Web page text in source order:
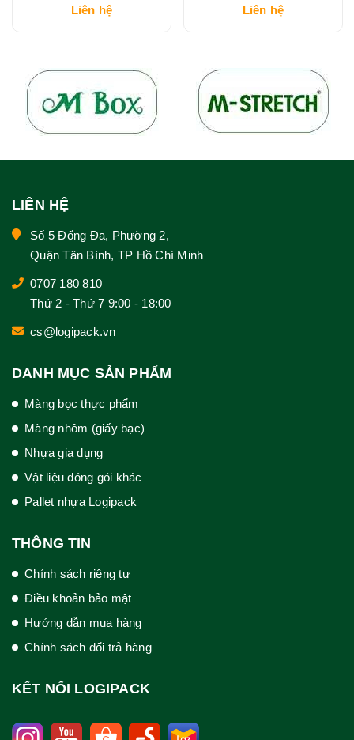
Liên hệ Liên hệ
LIÊN HỆ
Số 5 Đống Đa, Phường 2,
Quận Tân Bình, TP Hồ Chí Minh
0707 180 810
Thứ 2 - Thứ 7 9:00 - 18:00
cs@logipack.vn
DANH MỤC SẢN PHẨM
Màng bọc thực phẩm
Màng nhôm (giấy bạc)
Nhựa gia dụng
Vật liệu đóng gói khác
Pallet nhựa Logipack
THÔNG TIN
Chính sách riêng tư
Điều khoản bảo mật
Hướng dẫn mua hàng
Chính sách đổi trả hàng
KẾT NỐI LOGIPACK